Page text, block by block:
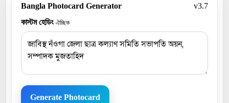
Bangla Photocard Generator
v3.7
কাস্টম হেডিং ঐচ্ছিক
Generate Photocard